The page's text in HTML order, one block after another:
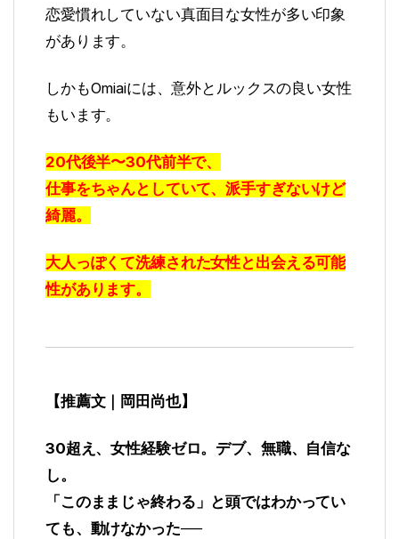
恋愛慣れしていない真面目な女性が多い印象
があります。
しかもOmiaiには、意外とルックスの良い女性
もいます。
20代後半〜30代前半で、
仕事をちゃんとしていて、派手すぎないけど
綺麗。
大人っぽくて洗練された女性と出会える可能
性があります。
【推薦文｜岡田尚也】
30超え、女性経験ゼロ。デブ、無職、自信な
し。
「このままじゃ終わる」と頭ではわかってい
ても、動けなかった──